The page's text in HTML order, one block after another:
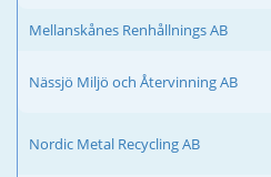
Mellanskånes Renhållnings AB
Nässjö Miljö och Återvinning AB
Nordic Metal Recycling AB